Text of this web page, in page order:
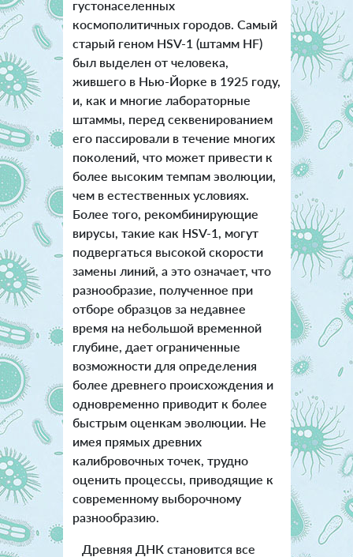
густонаселенных
космополитичных городов. Самый
старый геном HSV-1 (штамм HF)
был выделен от человека,
жившего в Нью-Йорке в 1925 году,
и, как и многие лабораторные
штаммы, перед секвенированием
его пассировали в течение многих
поколений, что может привести к
более высоким темпам эволюции,
чем в естественных условиях.
Более того, рекомбинирующие
вирусы, такие как HSV-1, могут
подвергаться высокой скорости
замены линий, а это означает, что
разнообразие, полученное при
отборе образцов за недавнее
время на небольшой временной
глубине, дает ограниченные
возможности для определения
более древнего происхождения и
одновременно приводит к более
быстрым оценкам эволюции. Не
имея прямых древних
калибровочных точек, трудно
оценить процессы, приводящие к
современному выборочному
разнообразию.
Древняя ДНК становится все